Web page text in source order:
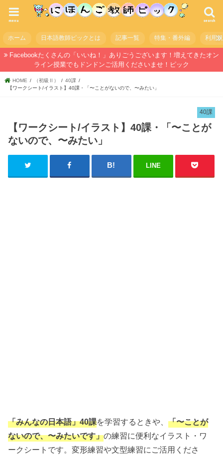
search
menu
ホーム 日本語教師ピックとは 記事一覧 特集・番外編 利用
Facebookたくさんの「いいね！」ありごうございます！増えてきたオン
ライン授業でもドンドンご活用くださいませ！ピック
HOME （初級Ⅱ）
40課
【ワークシート/イラスト】40課・「〜ことがないので、〜みたい」
40課
【ワークシート/イラスト】40課・「〜ことが
ないので、〜みたい」
LINE
「みんなの日本語」40課を学習するときや、「〜ことが
ないので、〜みたいです」の練習に便利なイラスト・ワ
ークシートです。変形練習や文型練習にご活用くださ